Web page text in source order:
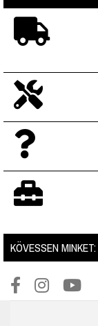
KÖVESSEN MINKET: